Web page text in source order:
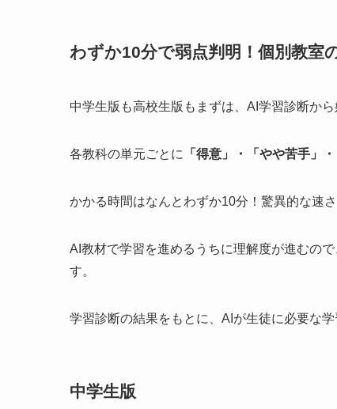
わずか10分で弱点判明！個別教室
中学生版も高校生版もまずは、AI学習診断から
各教科の単元ごとに 「得意」・「やや苦手」・
かかる時間はなんとわずか10分！驚異的な速さ
AI教材で学習を進めるうちに理解度が進むの
す。
学習診断の結果をもとに、AIが生徒に必要な学
中学生版